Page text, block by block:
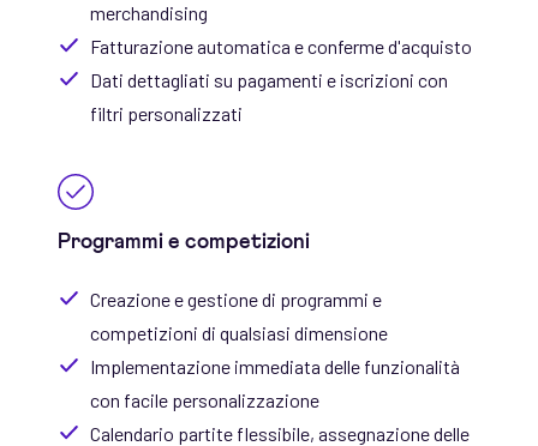
merchandising
Fatturazione automatica e conferme d'acquisto
Dati dettagliati su pagamenti e iscrizioni con
filtri personalizzati
Programmi e competizioni
Creazione e gestione di programmi e
competizioni di qualsiasi dimensione
Implementazione immediata delle funzionalità
con facile personalizzazione
Calendario partite flessibile, assegnazione delle